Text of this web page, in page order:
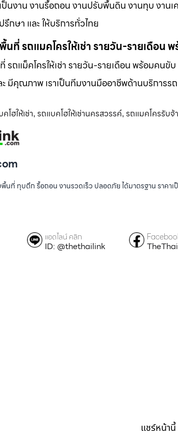
ป็นงาน งานรื้อถอน งานปรับพื้นดิน งานทุบ งาน
กษา และ ให้บริการทั่วไทย
นที่ รถแมคโครให้เช่า รายวัน-รายเดือ
รถแม็คโครให้เช่า รายวัน-รายเดือน พร้อมคน
ะ มีคุณภาพ เราเป็นทีมงานมืออาชีพด้านบริการร
โฮให้เช่า, รถแบคโฮให้เช่านครสวรรค์, รถแมคโครรับจ้
นที่ ทุบตึก รื้อถอน งานรวดเร็ว ปลอดภัย ได้มาตรฐาน ราคาเ
แอดไลน์ คลิก
ID: @thethailink
แชร์หน้านี้